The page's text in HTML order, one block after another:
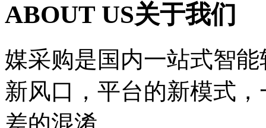
ABOUT US关于我们
媒采购是国内一站式智
新风口，平台的新模式